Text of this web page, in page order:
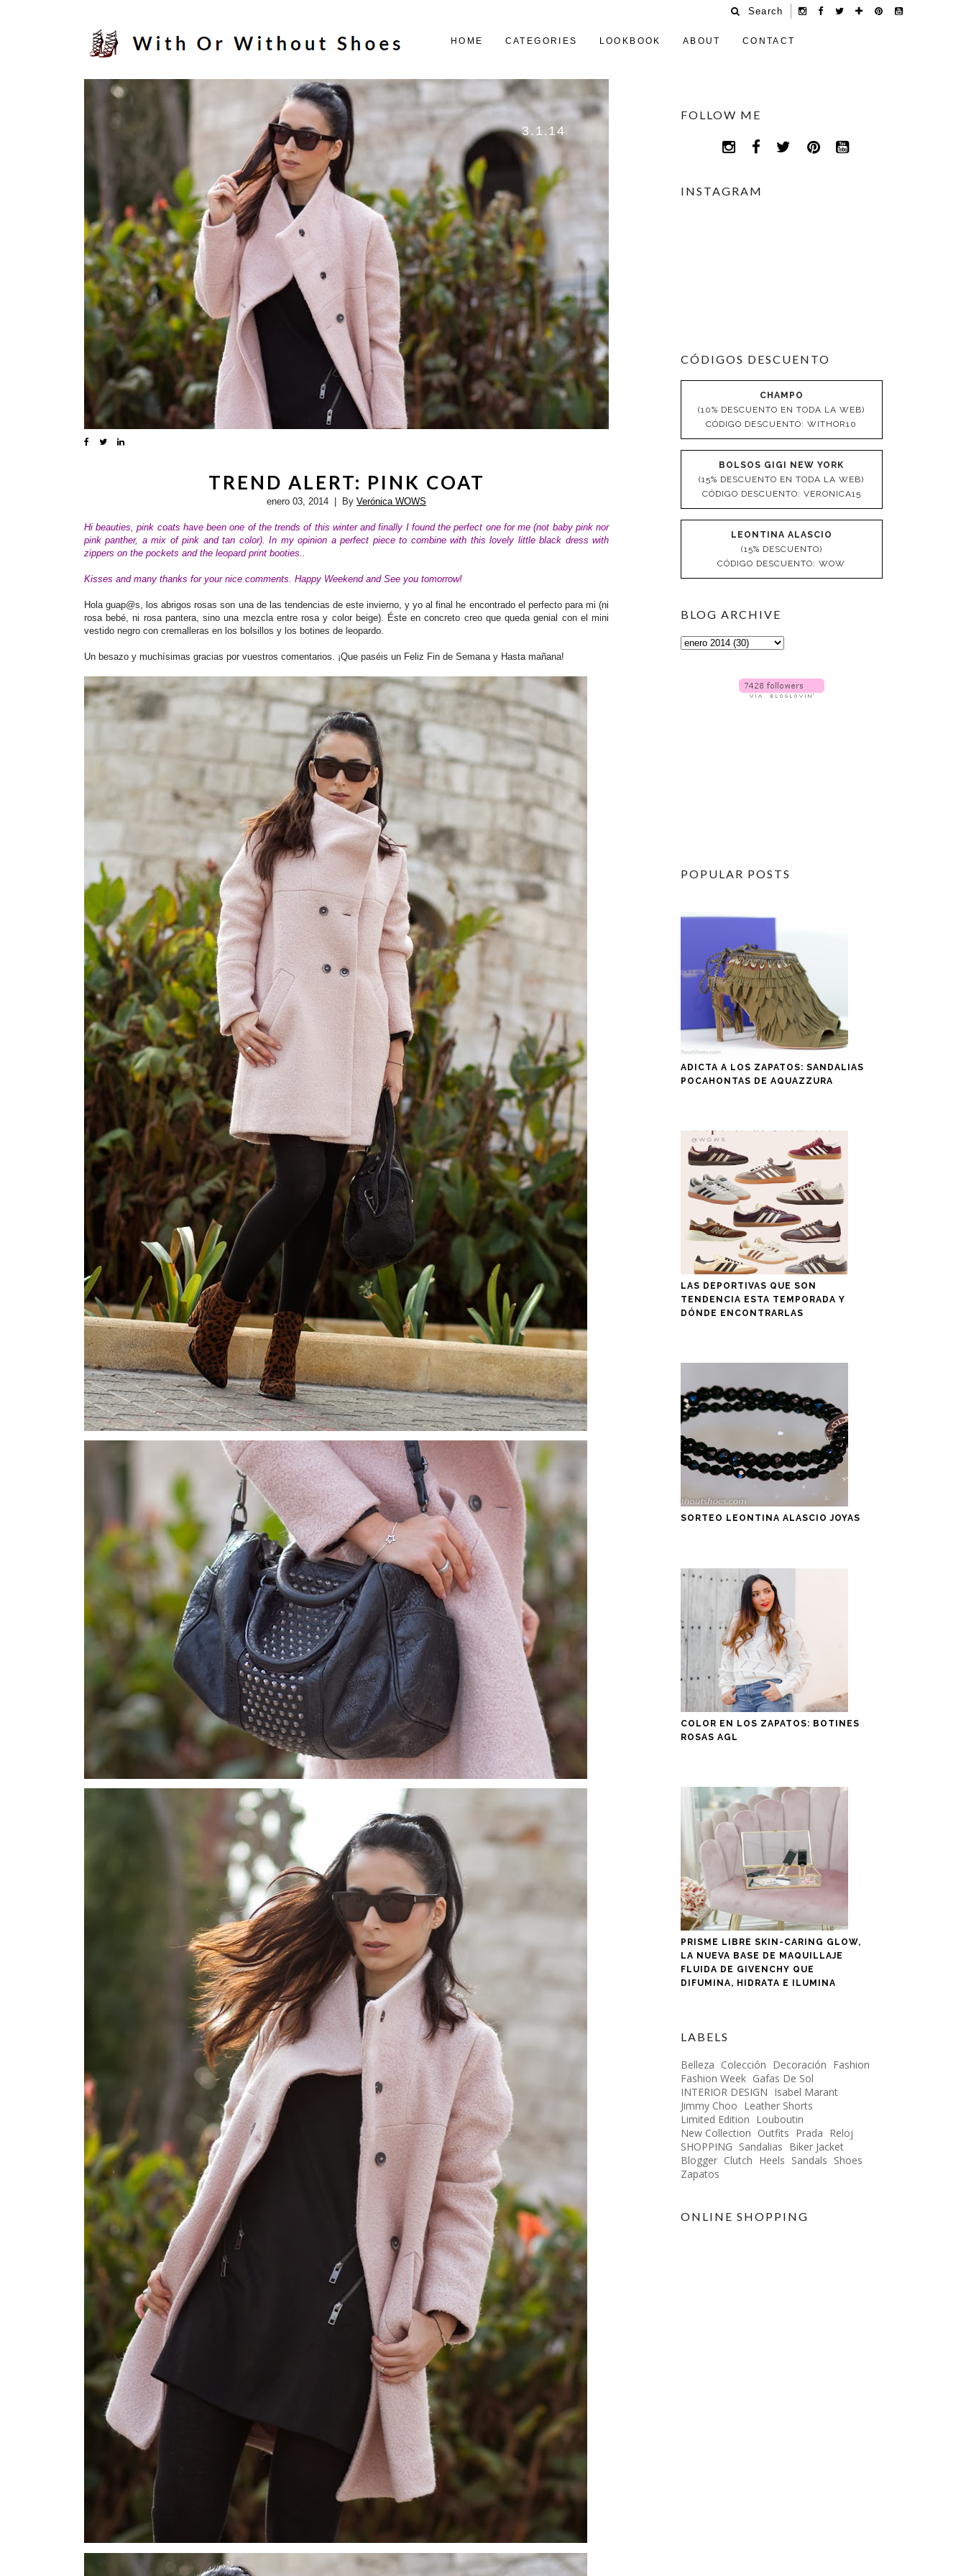
Search
HOME CATEGORIES LOOKBOOK ABOUT CONTACT
3.1.14
TREND ALERT: PINK COAT
enero 03, 2014 | By Verónica WOWS
Hi beauties, pink coats have been one of the trends of this winter and finally I found the perfect one for me (not baby pink nor
pink panther, a mix of pink and tan color). In my opinion a perfect piece to combine with this lovely little black dress with
zippers on the pockets and the leopard print booties..
Kisses and many thanks for your nice comments. Happy Weekend and See you tomorrow!
Hola guap@s, los abrigos rosas son una de las tendencias de este invierno, y yo al final he encontrado el perfecto para mi (ni
rosa bebé, ni rosa pantera, sino una mezcla entre rosa y color beige). Éste en concreto creo que queda genial con el mini
vestido negro con cremalleras en los bolsillos y los botines de leopardo.
Un besazo y muchísimas gracias por vuestros comentarios. ¡Que paséis un Feliz Fin de Semana y Hasta mañana!
FOLLOW ME
INSTAGRAM
CÓDIGOS DESCUENTO
CHAMPO
(10% DESCUENTO EN TODA LA WEB)
CÓDIGO DESCUENTO: WITHOR10
BOLSOS GIGI NEW YORK
(15% DESCUENTO EN TODA LA WEB)
CÓDIGO DESCUENTO: VERONICA15
LEONTINA ALASCIO
(15% DESCUENTO)
CÓDIGO DESCUENTO: WOW
BLOG ARCHIVE
POPULAR POSTS
ADICTA A LOS ZAPATOS: SANDALIAS
POCAHONTAS DE AQUAZZURA
LAS DEPORTIVAS QUE SON
TENDENCIA ESTA TEMPORADA Y
DÓNDE ENCONTRARLAS
SORTEO LEONTINA ALASCIO JOYAS
COLOR EN LOS ZAPATOS: BOTINES
ROSAS AGL
PRISME LIBRE SKIN-CARING GLOW,
LA NUEVA BASE DE MAQUILLAJE
FLUIDA DE GIVENCHY QUE
DIFUMINA, HIDRATA E ILUMINA
LABELS
Belleza Colección Decoración Fashion
Fashion Week Gafas De Sol
INTERIOR DESIGN Isabel Marant
Jimmy Choo Leather Shorts
Limited Edition Louboutin
New Collection Outfits Prada Reloj
SHOPPING Sandalias Biker Jacket
Blogger Clutch Heels Sandals Shoes
Zapatos
ONLINE SHOPPING